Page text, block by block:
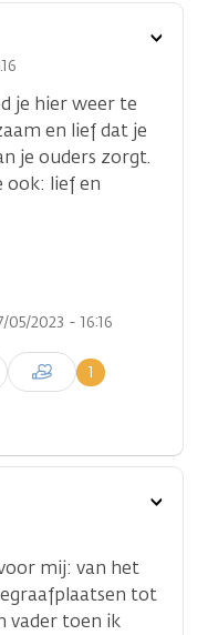
je hier weer te
en lief dat je
je ouders zorgt.
ook: lief en
2023 - 16:16
1
te
Toon
mij: van het
tot
vader toen ik
Toon